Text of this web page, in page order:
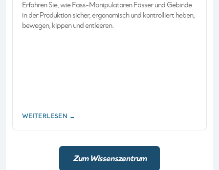
Erfahren Sie, wie Fass-Manipulatoren Fässer und Gebinde
in der Produktion sicher, ergonomisch und kontrolliert heben,
bewegen, kippen und entleeren.
WEITERLESEN →
Zum Wissenszentrum